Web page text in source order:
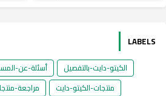
LABELS
أسئلة-عن-
الكيتو-دايت-بالتفصيل
مراجعة- منتجات-الكيتو-دايت